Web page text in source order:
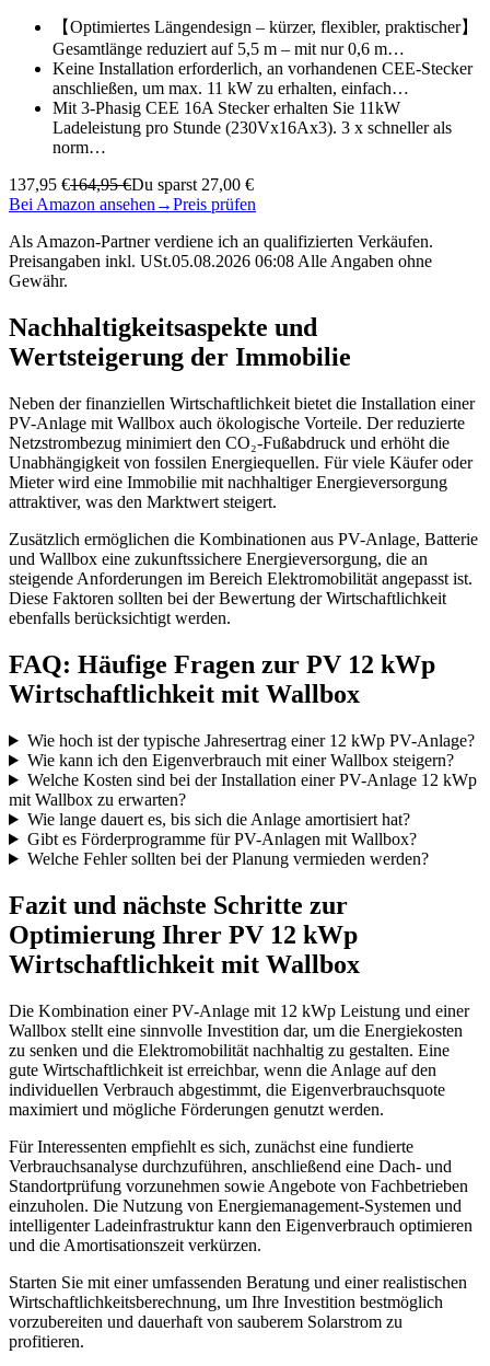
【Optimiertes Längendesign – kürzer, flexibler, praktischer】
Gesamtlänge reduziert auf 5,5 m – mit nur 0,6 m…
Keine Installation erforderlich, an vorhandenen CEE-Stecker
anschließen, um max. 11 kW zu erhalten, einfach…
Mit 3-Phasig CEE 16A Stecker erhalten Sie 11kW
Ladeleistung pro Stunde (230Vx16Ax3). 3 x schneller als
norm…
137,95 €164,95 €Du sparst 27,00 €
Bei Amazon ansehen →Preis prüfen
Als Amazon-Partner verdiene ich an qualifizierten Verkäufen.
Preisangaben inkl. USt.05.08.2026 06:08 Alle Angaben ohne
Gewähr.
Nachhaltigkeitsaspekte und
Wertsteigerung der Immobilie
Neben der finanziellen Wirtschaftlichkeit bietet die Installation einer
PV-Anlage mit Wallbox auch ökologische Vorteile. Der reduzierte
Netzstrombezug minimiert den CO₂-Fußabdruck und erhöht die
Unabhängigkeit von fossilen Energiequellen. Für viele Käufer oder
Mieter wird eine Immobilie mit nachhaltiger Energieversorgung
attraktiver, was den Marktwert steigert.
Zusätzlich ermöglichen die Kombinationen aus PV-Anlage, Batterie
und Wallbox eine zukunftssichere Energieversorgung, die an
steigende Anforderungen im Bereich Elektromobilität angepasst ist.
Diese Faktoren sollten bei der Bewertung der Wirtschaftlichkeit
ebenfalls berücksichtigt werden.
FAQ: Häufige Fragen zur PV 12 kWp
Wirtschaftlichkeit mit Wallbox
Wie hoch ist der typische Jahresertrag einer 12 kWp PV-Anlage?
Wie kann ich den Eigenverbrauch mit einer Wallbox steigern?
Welche Kosten sind bei der Installation einer PV-Anlage 12 kWp
mit Wallbox zu erwarten?
Wie lange dauert es, bis sich die Anlage amortisiert hat?
Gibt es Förderprogramme für PV-Anlagen mit Wallbox?
Welche Fehler sollten bei der Planung vermieden werden?
Fazit und nächste Schritte zur
Optimierung Ihrer PV 12 kWp
Wirtschaftlichkeit mit Wallbox
Die Kombination einer PV-Anlage mit 12 kWp Leistung und einer
Wallbox stellt eine sinnvolle Investition dar, um die Energiekosten
zu senken und die Elektromobilität nachhaltig zu gestalten. Eine
gute Wirtschaftlichkeit ist erreichbar, wenn die Anlage auf den
individuellen Verbrauch abgestimmt, die Eigenverbrauchsquote
maximiert und mögliche Förderungen genutzt werden.
Für Interessenten empfiehlt es sich, zunächst eine fundierte
Verbrauchsanalyse durchzuführen, anschließend eine Dach- und
Standortprüfung vorzunehmen sowie Angebote von Fachbetrieben
einzuholen. Die Nutzung von Energiemanagement-Systemen und
intelligenter Ladeinfrastruktur kann den Eigenverbrauch optimieren
und die Amortisationszeit verkürzen.
Starten Sie mit einer umfassenden Beratung und einer realistischen
Wirtschaftlichkeitsberechnung, um Ihre Investition bestmöglich
vorzubereiten und dauerhaft von sauberem Solarstrom zu
profitieren.